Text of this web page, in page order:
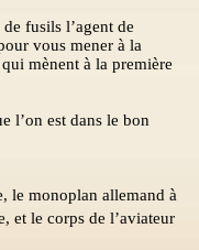
fusils l’agent de
vous mener à la
mènent à la première
l’on est dans le bon
le monoplan allemand à
et le corps de l’aviateur